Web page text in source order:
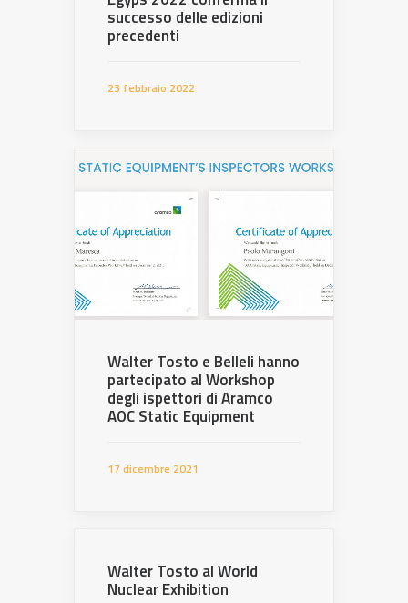
successo delle edizioni
precedenti
23 febbraio 2022
Walter Tosto e Belleli hanno
partecipato al Workshop
degli ispettori di Aramco
AOC Static Equipment
17 dicembre 2021
Walter Tosto al World
Nuclear Exhibition